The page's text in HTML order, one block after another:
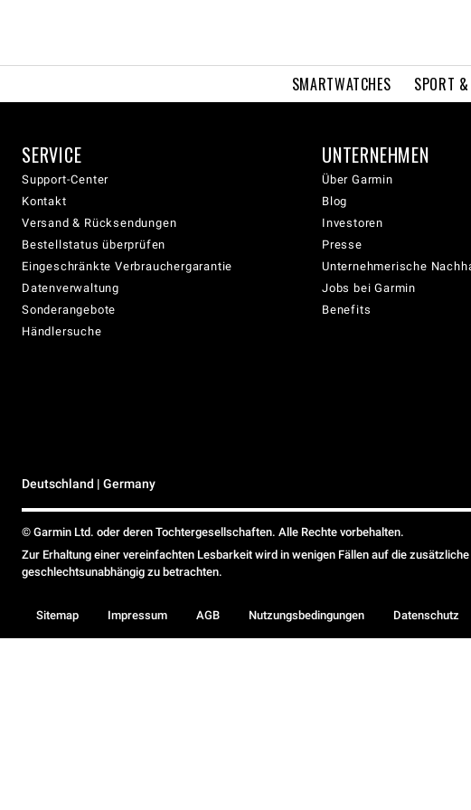
SMARTWATCHES SPORT
SERVICE
Support-Center
Kontakt
Versand & Rücksendungen
Bestellstatus überprüfen
Eingeschränkte Verbrauchergarantie
Datenverwaltung
Sonderangebote
Händlersuche
UNTERNEHMEN
Über Garmin
Blog
Investoren
Presse
Unternehmerische
Jobs bei Garmin
Benefits
Deutschland | Germany
© Garmin Ltd. oder deren Tochtergesellschaften. Alle Rechte vorbehalten.
Zur Erhaltung einer vereinfachten Lesbarkeit wird in wenigen Fällen auf die
geschlechtsunabhängig zu betrachten.
Sitemap Impressum AGB Nutzungsbedingungen Datenschutz